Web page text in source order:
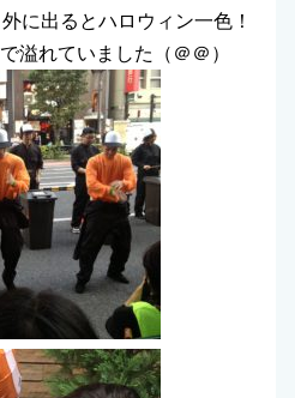
に出るとハロウィン一色！
溢れていました（＠＠）